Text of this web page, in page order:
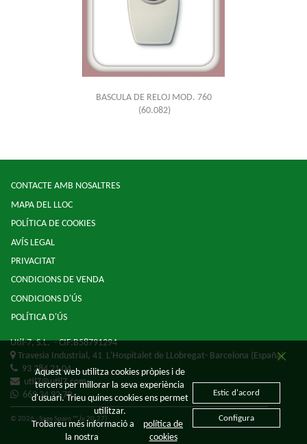
BASCULA DE RELOJ MOD. 760
(60.082)
CONTACTE AMB NOSALTRES
MAPA DEL LLOC
POLÍTICA DE COOKIES
AVÍS LEGAL
PRIVACITAT
CONDICIONS DE VENDA
CONDICIONS D'ÚS
POLÍTICA D'ÚS
Util-7, S.L.- CIF:B58791294
Travesia Industrial, 41 L'Hospitalet de LLobregat- Barcelona (España)
93 284 21 04
util7@util7.com
669 34 92 79
© 2026 - Sage Spain ™ (v.20.27)
Aquest web utilitza cookies pròpies i de
tercers per millorar la seva experiència
d'usuari. Trieu quines cookies ens permet
utilitzar.
Trobareu més informació a
la nostra
política de
cookies
Estic d'acord
Configura